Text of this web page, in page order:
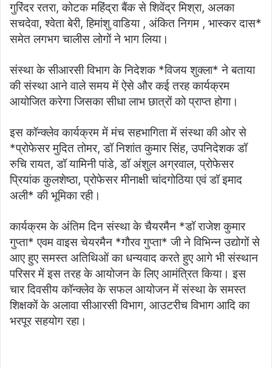
गुरिंदर रतरा, कोटक महिंद्रा बैंक से शिवेंद्र मिश्रा, अलका
सचदेवा, श्वेता बेरी, हिमांशु वाडिया , अंकित निगम , भास्कर दास*
समेत लगभग चालीस लोगों ने भाग लिया।
संस्था के सीआरसी विभाग के निदेशक *विजय शुक्ला* ने बताया
की संस्था आने वाले समय में ऐसे और कई तरह कार्यक्रम
आयोजित करेगा जिसका सीधा लाभ छात्रों को प्राप्त होगा।
इस कॉन्क्लेव कार्यक्रम में मंच सहभागिता में संस्था की ओर से
*प्रोफेसर मुदित तोमर, डॉ निशांत कुमार सिंह, उपनिदेशक डॉ
रुचि रायत, डॉ यामिनी पांडे, डॉ अंशुल अग्रवाल, प्रोफेसर
प्रियांक कुलशेष्ठा, प्रोफेसर मीनाक्षी चांदगोठिया एवं डॉ इमाद
अली* की भूमिका रही।
कार्यक्रम के अंतिम दिन संस्था के चैयरमैन *डॉ राजेश कुमार
गुप्ता* एवम वाइस चेयरमैन *गौरव गुप्ता* जी ने विभिन्न उद्योगों से
आए हुए समस्त अतिथिओं का धन्यवाद करते हुए आगे भी संस्थान
परिसर में इस तरह के आयोजन के लिए आमंत्रित किया। इस
चार दिवसीय कॉन्क्लेव के सफल आयोजन में संस्था के समस्त
शिक्षकों के अलावा सीआरसी विभाग, आउटरीच विभाग आदि का
भरपूर सहयोग रहा।